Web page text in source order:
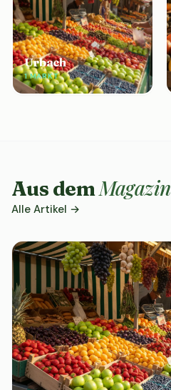
Urbach
1 MARKT
Aus demMagazin
Alle Artikel →